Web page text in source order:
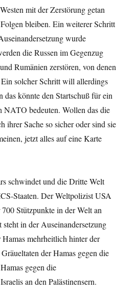
mit der Zerstörung getan
bleiben. Ein weiterer Schritt
wurde
die Russen im Gegenzug
Rumänien zerstören, von denen
solcher Schritt will allerdings
das könnte den Startschuß für ein
NATO bedeuten. Wollen das die
ihrer Sache so sicher oder sind sie
jetzt alles auf eine Karte
schwindet und die Dritte Welt
Staaten. Der Weltpolizist USA
Stützpunkte in der Welt an
in der Auseinandersetzung
mehrheitlich hinter der
der Hamas gegen die
gegen die
an den Palästinensern.